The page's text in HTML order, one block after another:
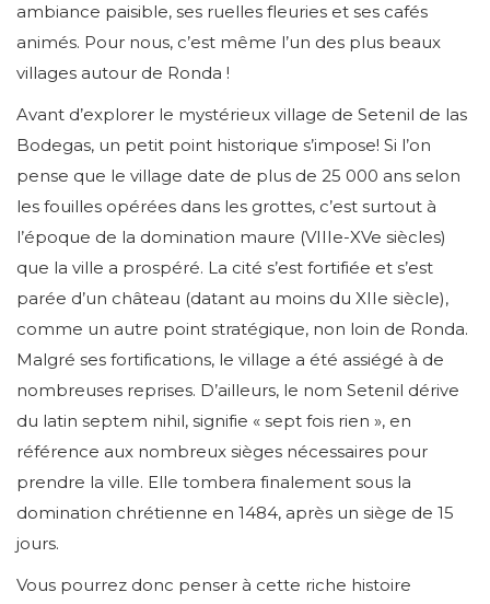
ambiance paisible, ses ruelles fleuries et ses cafés
animés. Pour nous, c’est même l’un des plus beaux
villages autour de Ronda !
Avant d’explorer le mystérieux village de Setenil de las
Bodegas, un petit point historique s’impose! Si l’on
pense que le village date de plus de 25 000 ans selon
les fouilles opérées dans les grottes, c’est surtout à
l’époque de la domination maure (VIIIe-XVe siècles)
que la ville a prospéré. La cité s’est fortifiée et s’est
parée d’un château (datant au moins du XIIe siècle),
comme un autre point stratégique, non loin de Ronda.
Malgré ses fortifications, le village a été assiégé à de
nombreuses reprises. D’ailleurs, le nom Setenil dérive
du latin septem nihil, signifie « sept fois rien », en
référence aux nombreux sièges nécessaires pour
prendre la ville. Elle tombera finalement sous la
domination chrétienne en 1484, après un siège de 15
jours.
Vous pourrez donc penser à cette riche histoire